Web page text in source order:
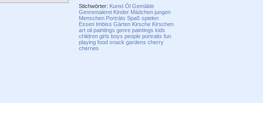
Stichwörter: Kunst Öl Gemälde
Genremalerei Kinder Mädchen jungen
Menschen Porträts Spaß spielen
Essen Imbiss Gärten Kirsche Kirschen
art oil paintings genre paintings kids
children girls boys people portraits fun
playing food snack gardens cherry
cherries